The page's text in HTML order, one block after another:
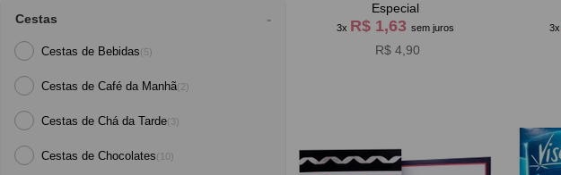
Cestas
Cestas de Bebidas(5)
Cestas de Café da Manh(2)
Cestas de Chá da Tarde(3)
Cestas de Chocolates(10)
Especial
3x R$ 1,63sem juros
R$ 4,90
3x